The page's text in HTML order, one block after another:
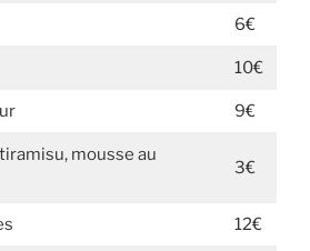
6€
10€
9€
mousse au
3€
12€